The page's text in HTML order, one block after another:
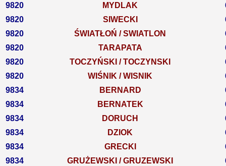
9820
MYDLAK
9820
SIWECKI
9820
ŚWIATŁOŃ / SWIATLON
9820
TARAPATA
9820
TOCZYŃSKI / TOCZYNSKI
9820
WIŚNIK / WISNIK
9834
BERNARD
9834
BERNATEK
9834
DORUCH
9834
DZIOK
9834
GRECKI
9834
GRUŻEWSKI / GRUZEWSKI